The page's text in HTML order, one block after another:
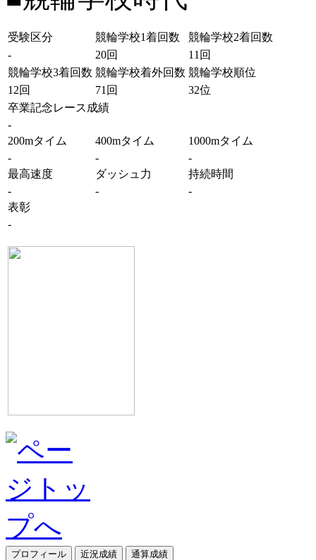
受験区分 競輪学校1着回数
競輪学校2着回数
-
20回
11回
競輪学校3着回数 競輪学校着外回数 競輪学校順位
12回
71回
32位
卒業記念レース成績
-
200mタイム
400mタイム
1000mタイム
-
-
-
最高速度
ダッシュ力
持続時間
-
-
-
表彰
-
プロフィール 近況成績
通算成績